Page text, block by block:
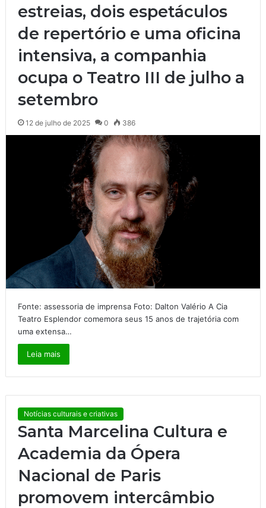
estreias, dois espetáculos
de repertório e uma oficina
intensiva, a companhia
ocupa o Teatro III de julho a
setembro
12 de julho de 2025 0 386
Fonte: assessoria de imprensa Foto: Dalton Valério A Cia
Teatro Esplendor comemora seus 15 anos de trajetória com
uma extensa…
Leia mais
Notícias culturais e criativas
Santa Marcelina Cultura e
Academia da Ópera
Nacional de Paris
promovem intercâmbio